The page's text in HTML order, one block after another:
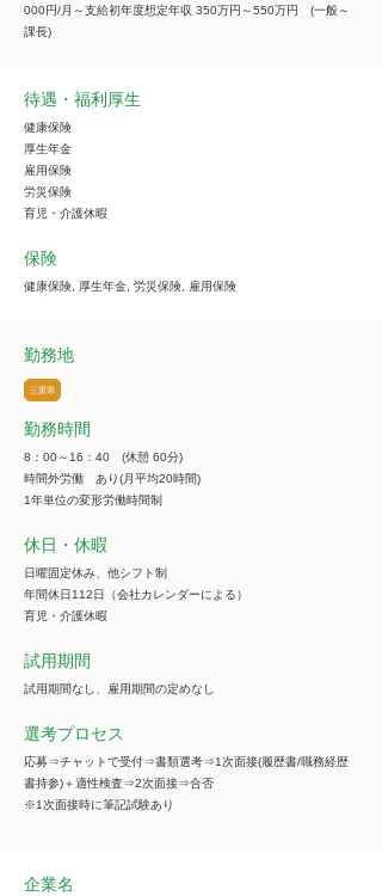
000円/月～支給初年度想定年収 350万円～550万円 (一般～
課長)
待遇・福利厚生
健康保険
厚生年金
雇用保険
労災保険
育児・介護休暇
保険
健康保険, 厚生年金, 労災保険, 雇用保険
勤務地
三重県
勤務時間
8：00～16：40 (休憩 60分)
時間外労働 あり(月平均20時間)
1年単位の変形労働時間制
休日・休暇
日曜固定休み、他シフト制
年間休日112日（会社カレンダーによる）
育児・介護休暇
試用期間
試用期間なし、雇用期間の定めなし
選考プロセス
応募⇒チャットで受付⇒書類選考⇒1次面接(履歴書/職務経歴
書持参)＋適性検査⇒2次面接⇒合否
※1次面接時に筆記試験あり
企業名